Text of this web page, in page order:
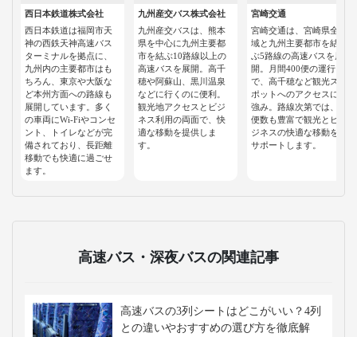
西日本鉄道株式会社
西日本鉄道は福岡市天
神の西鉄天神高速バス
ターミナルを拠点に、
九州内の主要都市はも
ちろん、東京や大阪な
ど本州方面への路線も
展開しています。多く
の車両にWi-Fiやコンセ
ント、トイレなどが完
備されており、長距離
移動でも快適に過ごせ
ます。
九州産交バス株式会社
九州産交バスは、熊本
県を中心に九州主要都
市を結ぶ10路線以上の
高速バスを展開。高千
穂や阿蘇山、黒川温泉
などに行くのに便利。
観光地アクセスとビジ
ネス利用の両面で、快
適な移動を提供しま
す。
宮崎交通
宮崎交通は、宮崎県全
域と九州主要都市を結
ぶ5路線の高速バスを展
開。月間400便の運行
で、高千穂など観光ス
ポットへのアクセスに
強み。路線次第では、
便数も豊富で観光とビ
ジネスの快適な移動を
サポートします。
高速バス・深夜バスの関連記事
高速バスの3列シートはどこがいい？4列
との違いやおすすめの選び方を徹底解